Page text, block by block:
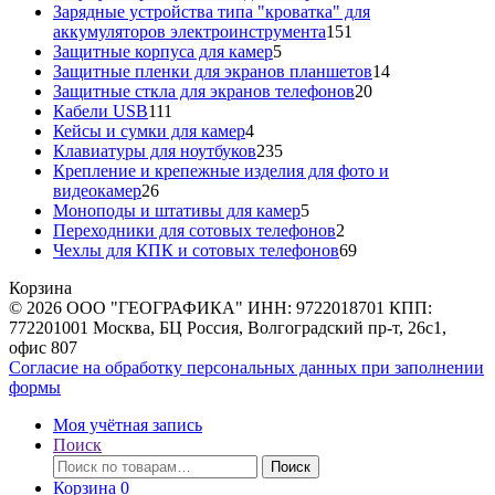
товара
Зарядные устройства типа "кроватка" для
аккумуляторов электроинструмента151
Защитные корпуса для камер55
товаров
Защитные пленки для экранов планшетов1414
Защитные сткла для экранов телефонов2020
Кабели USB111
товаров
Кейсы и сумки для камер44
товара
Клавиатуры для ноутбуков235235
товаров
Крепление и крепежные изделия для фото и
видеокамер2626
товаров
Моноподы и штативы для камер55
товаров
Переходники для сотовых телефонов2
товара
Чехлы для КПК и сотовых телефонов6969
Корзина
© 2026 ООО "ГЕОГРАФИКА" ИНН: 9722018701 КПП:
772201001 Москва, БЦ Россия, Волгоградский пр-т, 26с1,
офис 807
Согласие на обработку персональных данных при заполнении
формы
Моя учётная запись
Поиск
Искать:
Поиск
Корзина 0